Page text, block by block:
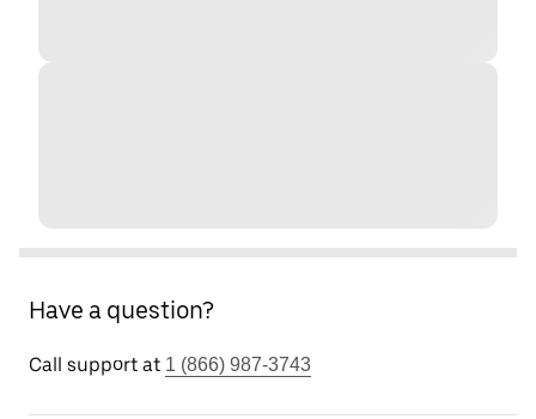
Have a question?
Call support at 1 (866) 987-3743